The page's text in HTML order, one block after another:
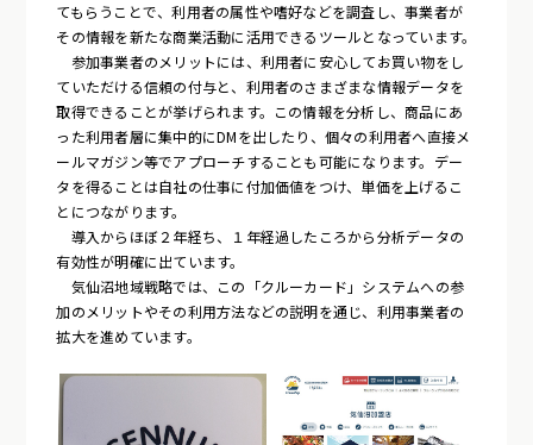
てもらうことで、利用者の属性や嗜好などを調査し、事業者が
その情報を新たな商業活動に活用できるツールとなっています。
参加事業者のメリットには、利用者に安心してお買い物をし
ていただける信頼の付与と、利用者のさまざまな情報データを
取得できることが挙げられます。この情報を分析し、商品にあ
った利用者層に集中的にDMを出したり、個々の利用者へ直接メ
ールマガジン等でアプローチすることも可能になります。デー
タを得ることは自社の仕事に付加価値をつけ、単価を上げるこ
とにつながります。
導入からほぼ２年経ち、１年経過したころから分析データの
有効性が明確に出ています。
気仙沼地域戦略では、この「クルーカード」システムへの参
加のメリットやその利用方法などの説明を通じ、利用事業者の
拡大を進めています。